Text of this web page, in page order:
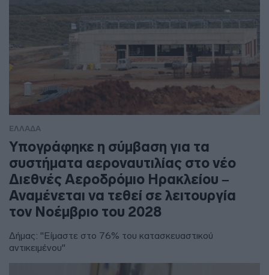
ΕΛΛΑΔΑ
Υπογράφηκε η σύμβαση για τα
συστήματα αεροναυτιλίας στο νέο
Διεθνές Αεροδρόμιο Ηρακλείου –
Αναμένεται να τεθεί σε λειτουργία
τον Νοέμβριο του 2028
Δήμας: "Είμαστε στο 76% του κατασκευαστικού
αντικειμένου"